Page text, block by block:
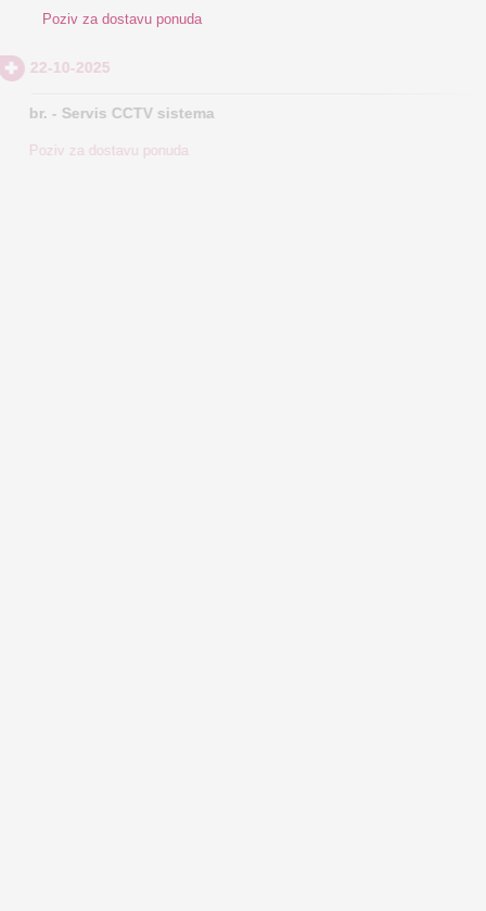
Poziv za dostavu ponuda
22-10-2025
br. - Servis CCTV sistema
Poziv za dostavu ponuda